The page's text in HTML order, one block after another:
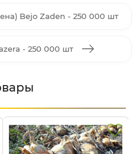
Bejo Zaden - 250 000 шт
- 250 000 шт